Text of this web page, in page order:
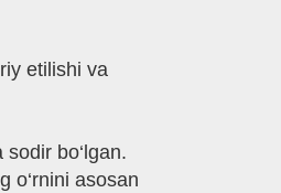
etilishi va
bo‘lgan.
o‘rnini asosan